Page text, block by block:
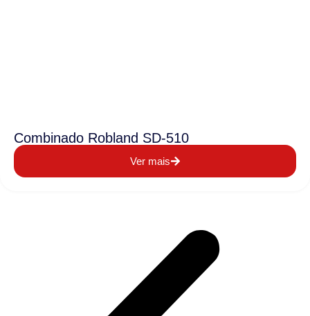
Combinado Robland SD-510
Ver mais